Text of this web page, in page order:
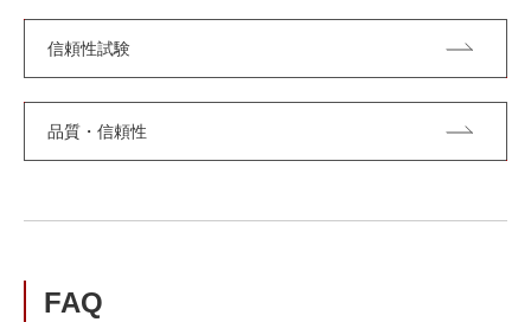
信頼性試験
品質・信頼性
FAQ